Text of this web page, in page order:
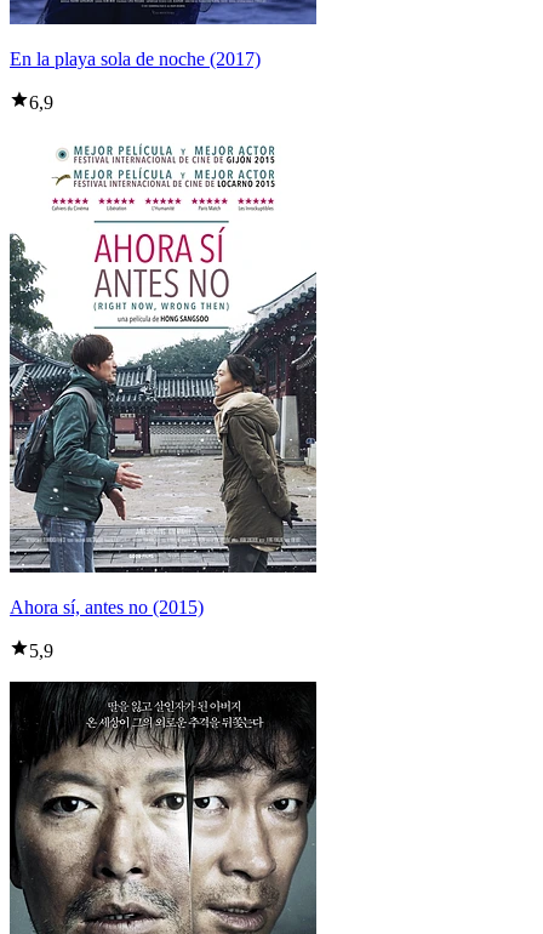
En la playa sola de noche (2017)
6,9
Ahora sí, antes no (2015)
5,9